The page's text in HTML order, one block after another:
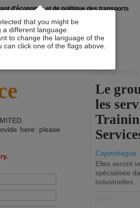
that you might be
a different language.
to change the language of the
can click one of the flags above.
d'économie et de politique des transports
here: please
ENTREPRISES
Le
les
Copenhague
Elles seront
spécialisée
industrielles.